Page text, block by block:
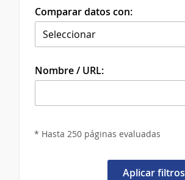
Comparar datos con:
Nombre / URL:
* Hasta 250 páginas evaluadas
Aplicar filtros